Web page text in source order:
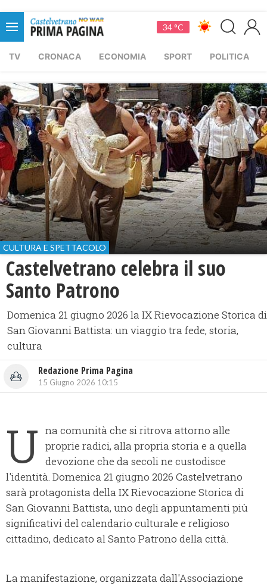
34 °C
TV CRONACA ECONOMIA SPORT POLITICA
CULTURA E SPETTACOLO
Castelvetrano celebra il suo
Santo Patrono
Domenica 21 giugno 2026 la IX Rievocazione Storica di
San Giovanni Battista: un viaggio tra fede, storia,
cultura
Redazione Prima Pagina
15 Giugno 2026 10:15
U na comunità che si ritrova attorno alle
proprie radici, alla propria storia e a quella
devozione che da secoli ne custodisce
l'identità. Domenica 21 giugno 2026 Castelvetrano
sarà protagonista della IX Rievocazione Storica di
San Giovanni Battista, uno degli appuntamenti più
significativi del calendario culturale e religioso
cittadino, dedicato al Santo Patrono della città.
La manifestazione, organizzata dall'Associazione